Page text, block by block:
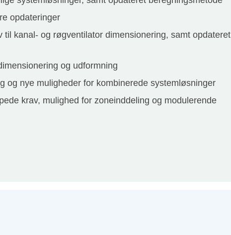
opdateringer
til kanal- og røgventilator dimensionering, samt opdateret
og udformning
nye muligheder for kombinerede systemløsninger
krav, mulighed for zoneinddeling og modulerende